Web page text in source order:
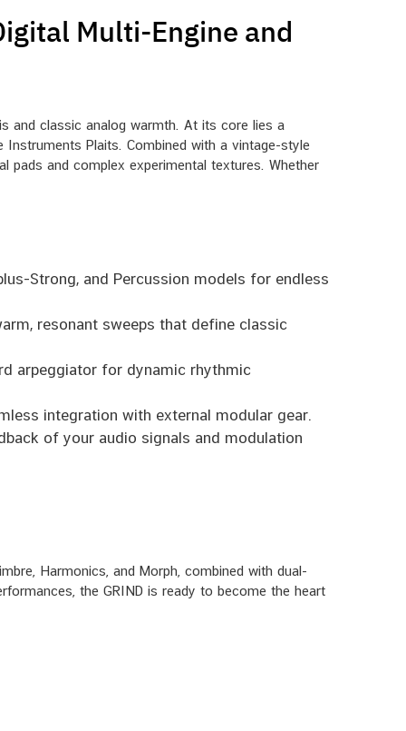
Multi-Engine and
and classic analog warmth. At its core lies a
Instruments Plaits. Combined with a vintage-style
pads and complex experimental textures. Whether
Strong, and Percussion models for endless
resonant sweeps that define classic
arpeggiator for dynamic rhythmic
integration with external modular gear.
of your audio signals and modulation
Harmonics, and Morph, combined with dual-
the GRIND is ready to become the heart